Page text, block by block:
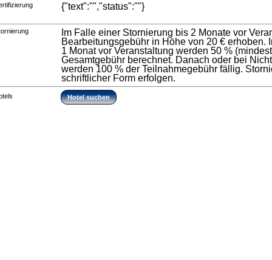
{"text":"","status":""}
Im Falle einer Stornierung bis 2 Monate vor
Bearbeitungsgebühr in Höhe von 20 € erhoben.
1 Monat vor Veranstaltung werden 50 %
Gesamtgebühr berechnet. Danach oder bei
werden 100 % der Teilnahmegebühr fällig.
schriftlicher Form erfolgen.
Hotel suchen